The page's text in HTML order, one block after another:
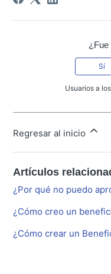
¿Fue
Sí
Usuarios a
Regresar al inicio
Artículos
¿Por qué no puedo
¿Cómo creo un
¿Cómo crear un